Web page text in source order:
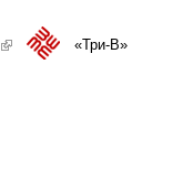
(link is external)«Три-В»